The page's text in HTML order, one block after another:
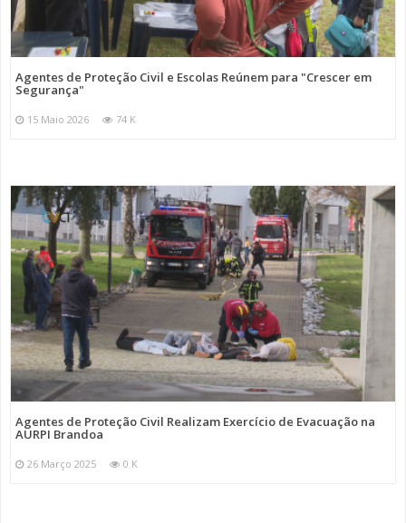
Agentes de Proteção Civil e Escolas Reúnem para "Crescer em
Segurança"
15 Maio 2026 74 K
Agentes de Proteção Civil Realizam Exercício de Evacuação na
AURPI Brandoa
26 Março 2025 0 K